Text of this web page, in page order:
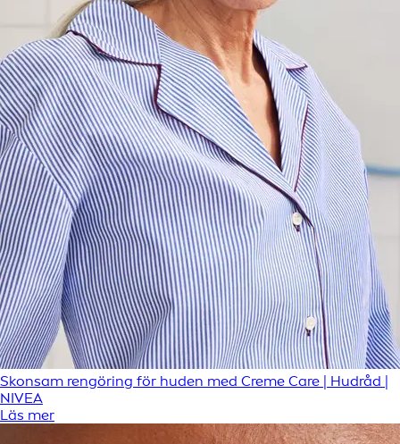
Skonsam rengöring för huden med Creme Care | Hudråd |
NIVEA
Läs mer